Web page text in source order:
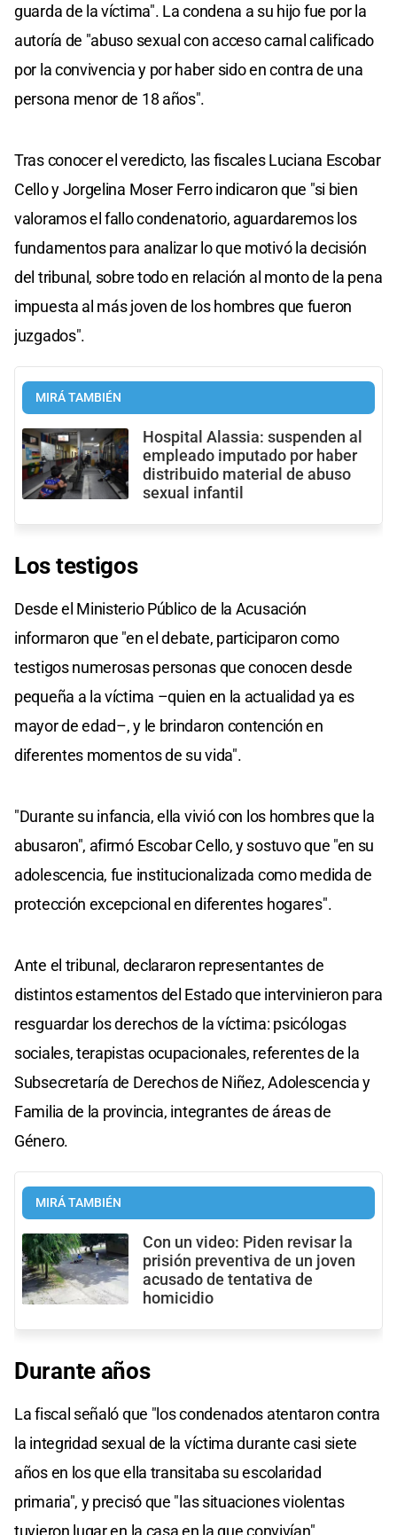
guarda de la víctima". La condena a su hijo fue por la
autoría de "abuso sexual con acceso carnal calificado
por la convivencia y por haber sido en contra de una
persona menor de 18 años".
Tras conocer el veredicto, las fiscales Luciana Escobar
Cello y Jorgelina Moser Ferro indicaron que "si bien
valoramos el fallo condenatorio, aguardaremos los
fundamentos para analizar lo que motivó la decisión
del tribunal, sobre todo en relación al monto de la pena
impuesta al más joven de los hombres que fueron
juzgados".
MIRÁ TAMBIÉN
Hospital Alassia: suspenden al
empleado imputado por haber
distribuido material de abuso
sexual infantil
Los testigos
Desde el Ministerio Público de la Acusación
informaron que "en el debate, participaron como
testigos numerosas personas que conocen desde
pequeña a la víctima –quien en la actualidad ya es
mayor de edad–, y le brindaron contención en
diferentes momentos de su vida".
"Durante su infancia, ella vivió con los hombres que la
abusaron", afirmó Escobar Cello, y sostuvo que "en su
adolescencia, fue institucionalizada como medida de
protección excepcional en diferentes hogares".
Ante el tribunal, declararon representantes de
distintos estamentos del Estado que intervinieron para
resguardar los derechos de la víctima: psicólogas
sociales, terapistas ocupacionales, referentes de la
Subsecretaría de Derechos de Niñez, Adolescencia y
Familia de la provincia, integrantes de áreas de
Género.
MIRÁ TAMBIÉN
Con un video: Piden revisar la
prisión preventiva de un joven
acusado de tentativa de
homicidio
Durante años
La fiscal señaló que "los condenados atentaron contra
la integridad sexual de la víctima durante casi siete
años en los que ella transitaba su escolaridad
primaria", y precisó que "las situaciones violentas
tuvieron lugar en la casa en la que convivían".